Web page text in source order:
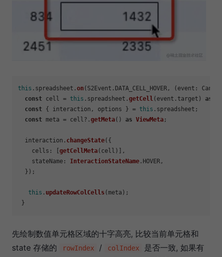
this . spreadsheet .on(S2Event. DATA_CELL_HOVER , ( event:
const cell = this . spreadsheet .getCell(event. target ) as
const { interaction, options } = this . spreadsheet ;
const meta = cell?.getMeta() as ViewMeta ;
  interaction.
changeState({
cells : [ getCellMeta(cell)],
stateName : InteractionStateName . HOVER ,
  });
this . updateRowColCells (meta);
先绘制数值单元格区域的十字高亮, 比较当前单元格和
state 存储的
rowIndex / colIndex
是否一致, 如果有